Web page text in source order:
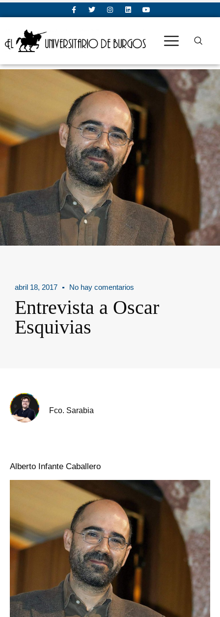
abril 18, 2017 No hay comentarios
Entrevista a Oscar
Esquivias
Fco. Sarabia
Alberto Infante Caballero